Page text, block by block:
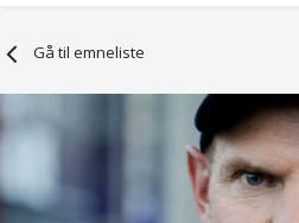
Gå til emneliste